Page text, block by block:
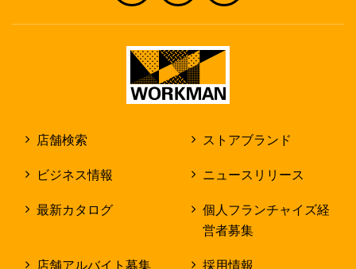
店舗検索 ストアブランド
ビジネス情報 ニュースリリース
最新カタログ
個人フランチャイズ経
営者募集
店舗アルバイト募集 採用情報